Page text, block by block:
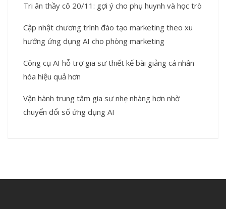
Tri ân thầy cô 20/11: gợi ý cho phụ huynh và học trò
Cập nhật chương trình đào tạo marketing theo xu
hướng ứng dụng AI cho phòng marketing
Công cụ AI hỗ trợ gia sư thiết kế bài giảng cá nhân
hóa hiệu quả hơn
Vận hành trung tâm gia sư nhẹ nhàng hơn nhờ
chuyển đổi số ứng dụng AI